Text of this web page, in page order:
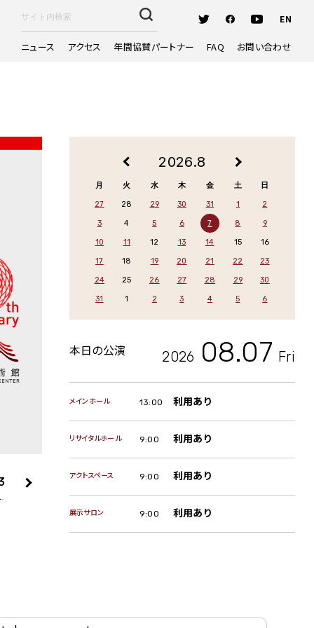
EN
ニュース アクセス 年間協賛パートナー FAQ お問い合わせ
）
の
2026.8
月 火 水 木 金 土 日
27 28 29 30 31 1 2
3 4 5 6 7 8 9
10 11 12 13 14 15 16
17 18 19 20 21 22 23
24 25 26 27 28 29 30
31 1 2 3 4 5 6
本日の公演 2026 08.07 Fri
メインホール 13:00 利用あり
リサイタルホール 9:00 利用あり
アクトスペース 9:00 利用あり
展示サロン 9:00 利用あり